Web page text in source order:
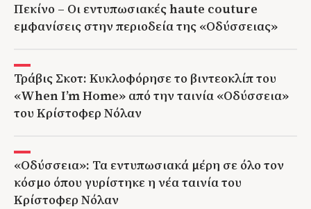
Πεκίνο – Οι εντυπωσιακές haute couture
εμφανίσεις στην περιοδεία της «Οδύσσειας»
Τράβις Σκοτ: Κυκλοφόρησε το βιντεοκλίπ του
«When I’m Home» από την ταινία «Οδύσσεια»
του Κρίστοφερ Νόλαν
«Οδύσσεια»: Τα εντυπωσιακά μέρη σε όλο τον
κόσμο όπου γυρίστηκε η νέα ταινία του
Κρίστοφερ Νόλαν